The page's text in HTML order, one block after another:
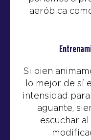
aeróbica
Si bien
lo mejor de sí
intensidad
aguante,
escuchar